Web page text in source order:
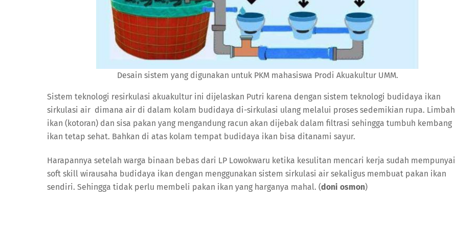
Desain sistem yang digunakan untuk PKM mahasiswa Prodi Akuakultur UMM.
Sistem teknologi resirkulasi akuakultur ini dijelaskan Putri karena dengan sistem teknologi budidaya ikan
sirkulasi air dimana air di dalam kolam budidaya di-sirkulasi ulang melalui proses sedemikian rupa. Limbah
ikan (kotoran) dan sisa pakan yang mengandung racun akan dijebak dalam filtrasi sehingga tumbuh kembang
ikan tetap sehat. Bahkan di atas kolam tempat budidaya ikan bisa ditanami sayur.
Harapannya setelah warga binaan bebas dari LP Lowokwaru ketika kesulitan mencari kerja sudah mempunyai
soft skill wirausaha budidaya ikan dengan menggunakan sistem sirkulasi air sekaligus membuat pakan ikan
sendiri. Sehingga tidak perlu membeli pakan ikan yang harganya mahal. (doni osmon)